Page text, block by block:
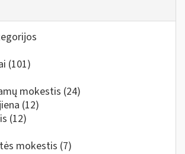
(101)
mokestis (24)
(12)
(12)
mokestis (7)